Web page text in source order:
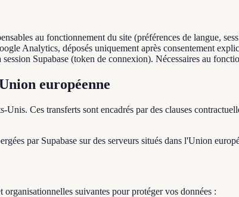
au fonctionnement du site (préférences de langue,
Analytics, déposés uniquement après consentement
session Supabase (token de connexion). Nécessaires au
européenne
Unis. Ces transferts sont encadrés par des clauses
par Supabase sur des serveurs situés dans l'Union
suivantes pour protéger vos données :